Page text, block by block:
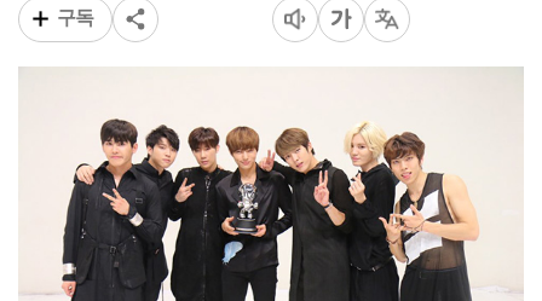
구독